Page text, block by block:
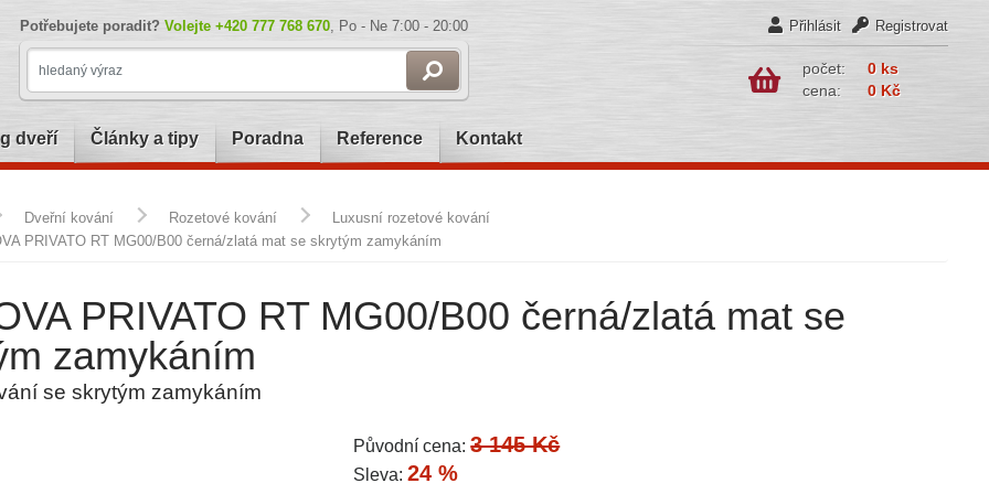
Potřebujete poradit? Volejte +420 777 768 670, Po - Ne 7:00 - 20:00 Přihlásit Registrovat
počet:
0 ks
cena:
0 Kč
dveří Články a tipy Poradna Reference Kontakt
Dveřní kování Rozetové kování
Luxusní rozetové kování
PRIVATO RT MG00/B00 černá/zlatá mat se skrytým zamykáním
PRIVATO RT MG00/B00 černá/zlatá mat se
zamykáním
se skrytým zamykáním
Původní cena: 3 145 Kč
Sleva: 24 %